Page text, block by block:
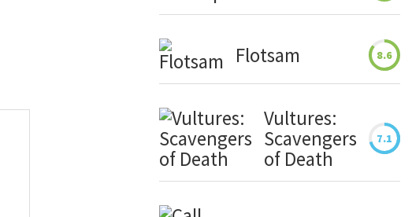
Flotsam 8.6
Vultures:
Scavengers
of Death
7.1